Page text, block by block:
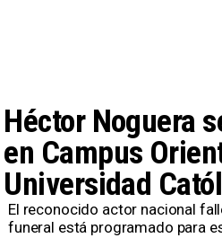
Héctor Noguera
en Campus
Universidad
El reconocido actor nacional
funeral está programado para